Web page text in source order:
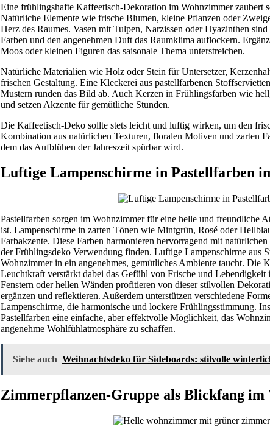
Eine frühlingshafte Kaffeetisch-Dekoration im Wohnzimmer zaubert
Natürliche Elemente wie frische Blumen, kleine Pflanzen oder
Herz des Raumes. Vasen mit Tulpen, Narzissen oder Hyazinthen
Farben und den angenehmen Duft das Raumklima auflockern.
Moos oder kleinen Figuren das saisonale Thema unterstreichen.
Natürliche Materialien wie Holz oder Stein für Untersetzer,
frischen Gestaltung. Eine Kleckerei aus pastellfarbenen
Mustern runden das Bild ab. Auch Kerzen in Frühlingsfarben wie
und setzen Akzente für gemütliche Stunden.
Die Kaffeetisch-Deko sollte stets leicht und luftig wirken, um den
Kombination aus natürlichen Texturen, floralen Motiven und zarten
dem das Aufblühen der Jahreszeit spürbar wird.
Luftige Lampenschirme in Pastellfarben
Pastellfarben sorgen im Wohnzimmer für eine helle und freundliche
ist. Lampenschirme in zarten Tönen wie Mintgrün, Rosé oder
Farbakzente. Diese Farben harmonieren hervorragend mit
der Frühlingsdeko Verwendung finden. Luftige Lampenschirme aus
Wohnzimmer in ein angenehmes, gemütliches Ambiente taucht. Die
Leuchtkraft verstärkt dabei das Gefühl von Frische und
Fenstern oder hellen Wänden profitieren von dieser stilvollen
ergänzen und reflektieren. Außerdem unterstützen verschiedene
Lampenschirme, die harmonische und lockere Frühlingsstimmung.
Pastellfarben eine einfache, aber effektvolle Möglichkeit, das
angenehme Wohlfühlatmosphäre zu schaffen.
Siehe auch Weihnachtsdeko für Sideboards: stilvolle
Zimmerpflanzen-Gruppe als Blickfang im